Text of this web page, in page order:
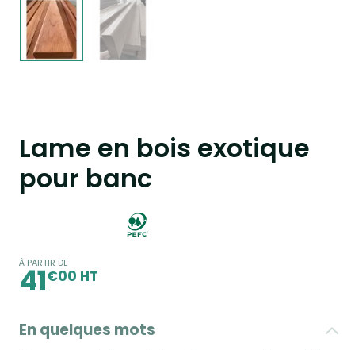
Lame en bois exotique
pour banc
À PARTIR DE
41€00 HT
En quelques mots